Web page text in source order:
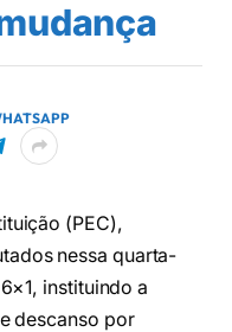
(PEC),
nessa quarta-
6×1, instituindo a
descanso por